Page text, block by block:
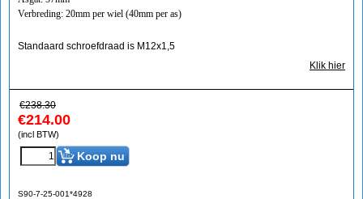
Verbreding: 20mm per wiel (40mm per as)
Standaard schroefdraad is M12x1,5
Klik hier
€238.30
€214.00
(incl BTW)
Koop nu
S90-7-25-001*4928